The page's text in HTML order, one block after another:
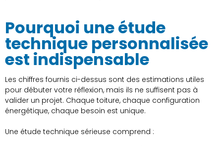
Pourquoi une étude
technique personnalisée
est indispensable
Les chiffres fournis ci-dessus sont des estimations utiles
pour débuter votre réflexion, mais ils ne suffisent pas à
valider un projet. Chaque toiture, chaque configuration
énergétique, chaque besoin est unique.
Une étude technique sérieuse comprend :